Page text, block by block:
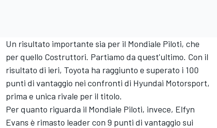
Un risultato importante sia per il Mondiale Piloti, che
per quello Costruttori. Partiamo da quest'ultimo. Con il
risultato di ieri, Toyota ha raggiunto e superato i 100
punti di vantaggio nei confronti di Hyundai Motorsport,
prima e unica rivale per il titolo.
Per quanto riguarda il Mondiale Piloti, invece, Elfyn
Evans è rimasto leader con 9 punti di vantaggio sui